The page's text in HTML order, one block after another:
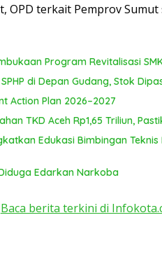
OPD terkait Pemprov
Program Revitalisasi
di Depan Gudang, Stok
Action Plan 2026–2027
TKD Aceh Rp1,65 Triliun,
Edukasi Bimbingan
Edarkan Narkoba
Baca berita terkini di